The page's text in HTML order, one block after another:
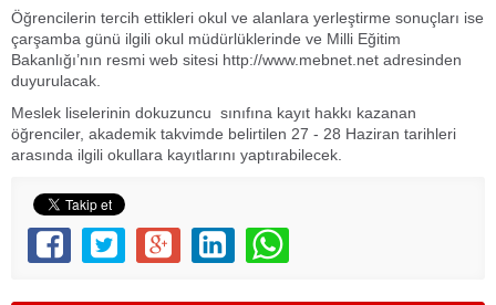
Öğrencilerin tercih ettikleri okul ve alanlara yerleştirme sonuçları ise
çarşamba günü ilgili okul müdürlüklerinde ve Milli Eğitim
Bakanlığı’nın resmi web sitesi http://www.mebnet.net adresinden
duyurulacak.
Meslek liselerinin dokuzuncu sınıfına kayıt hakkı kazanan
öğrenciler, akademik takvimde belirtilen 27 - 28 Haziran tarihleri
arasında ilgili okullara kayıtlarını yaptırabilecek.